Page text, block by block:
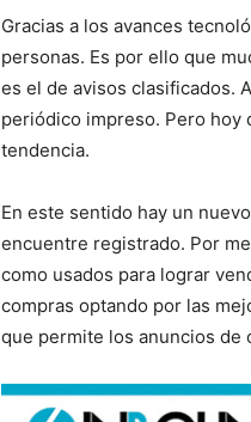
Gracias a los avances
personas. Es por ello que
es el de avisos clasificados.
periódico impreso. Pero hoy
tendencia.
En este sentido hay un
encuentre registrado. Por
como usados para lograr
compras optando por las
que permite los anuncios de